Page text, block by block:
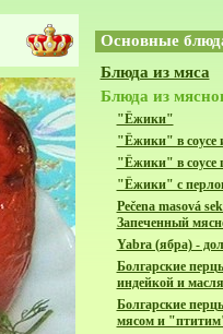
Основные
Блюда из мяса
Блюда из
"Ёжики"
"Ёжики" в соусе
"Ёжики" в соусе
"Ёжики" с
Pečena masová
Запеченный
Yabra (ябра) -
Болгарские
индейкой и
Болгарские
мясом и